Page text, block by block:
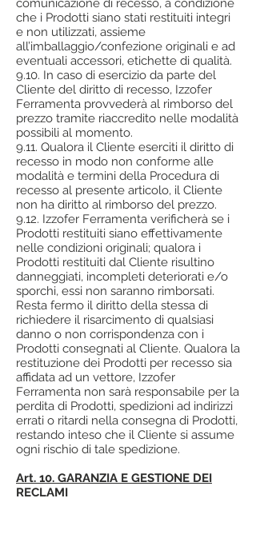
comunicazione di recesso, a condizione
che i Prodotti siano stati restituiti integri
e non utilizzati, assieme
all’imballaggio/confezione originali e ad
eventuali accessori, etichette di qualità.
9.10. In caso di esercizio da parte del
Cliente del diritto di recesso, Izzofer
Ferramenta provvederà al rimborso del
prezzo tramite riaccredito nelle modalità
possibili al momento.
9.11. Qualora il Cliente eserciti il diritto di
recesso in modo non conforme alle
modalità e termini della Procedura di
recesso al presente articolo, il Cliente
non ha diritto al rimborso del prezzo.
9.12. Izzofer Ferramenta verificherà se i
Prodotti restituiti siano effettivamente
nelle condizioni originali; qualora i
Prodotti restituiti dal Cliente risultino
danneggiati, incompleti deteriorati e/o
sporchi, essi non saranno rimborsati.
Resta fermo il diritto della stessa di
richiedere il risarcimento di qualsiasi
danno o non corrispondenza con i
Prodotti consegnati al Cliente. Qualora la
restituzione dei Prodotti per recesso sia
affidata ad un vettore, Izzofer
Ferramenta non sarà responsabile per la
perdita di Prodotti, spedizioni ad indirizzi
errati o ritardi nella consegna di Prodotti,
restando inteso che il Cliente si assume
ogni rischio di tale spedizione.
Art. 10. GARANZIA E GESTIONE DEI
RECLAMI